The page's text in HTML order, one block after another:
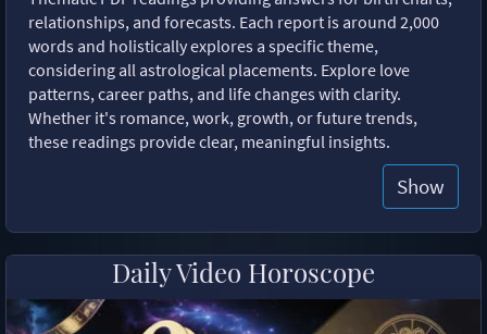
relationships, and forecasts. Each report is around 2,000
words and holistically explores a specific theme,
considering all astrological placements. Explore love
patterns, career paths, and life changes with clarity.
Whether it's romance, work, growth, or future trends,
these readings provide clear, meaningful insights.
Show
Daily Video Horoscope